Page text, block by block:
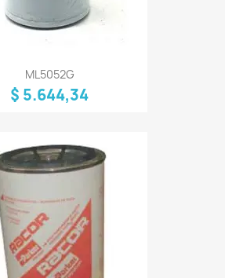
ML5052G
$ 5.644,34